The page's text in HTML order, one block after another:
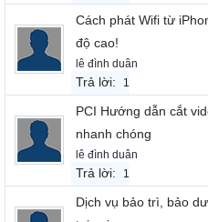
Cách phát Wifi từ
độ cao!
lê đình duân
Trả lời: 1
PCI Hướng dẫn cắt
nhanh chóng
lê đình duân
Trả lời: 1
Dịch vụ bảo trì, bảo